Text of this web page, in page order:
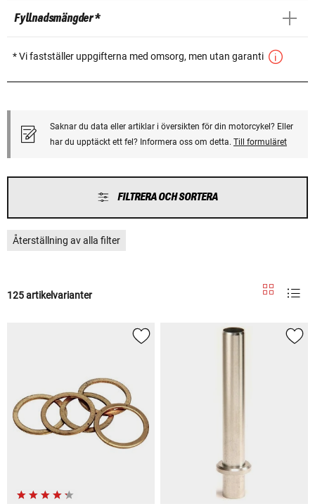
Fyllnadsmängder *
* Vi fastställer uppgifterna med omsorg, men utan garanti
Saknar du data eller artiklar i översikten för din motorcykel? Eller
har du upptäckt ett fel? Informera oss om detta. Till formuläret
FILTRERA OCH SORTERA
Återställning av alla filter
125 artikelvarianter